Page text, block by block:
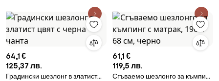
64,1 €
125,37 лв.
Градински шезлонг в златист
61,1 €
119,5 лв.
Сгъваемо шезлонго за къмпинг